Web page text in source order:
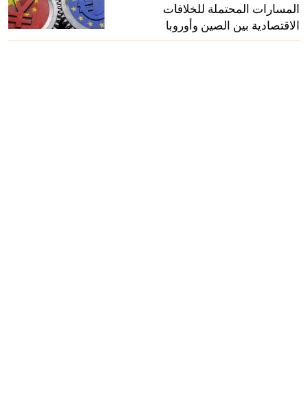
المسارات المحتملة للخلافات
الاقتصادية بين الصين وأوروبا